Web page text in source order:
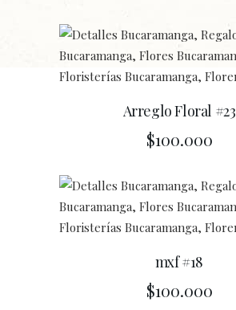
Arreglo Floral #23
$100.000
mxf #18
$100.000